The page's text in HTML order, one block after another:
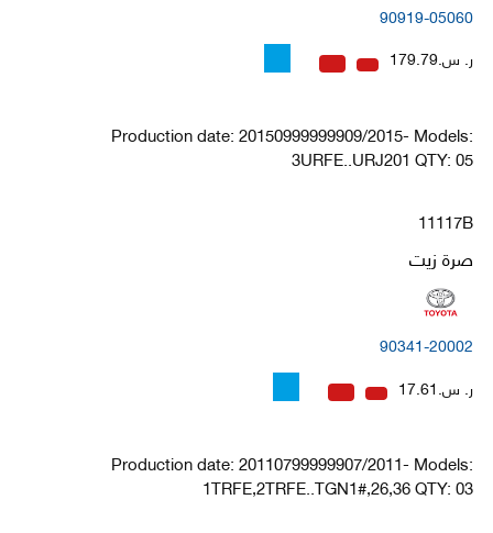
90919-05060
ر. س.179.79
Production date: 20150999999909/2015- Models:
3URFE..URJ201 QTY: 05
11117B
صرة زيت
90341-20002
ر. س.17.61
Production date: 20110799999907/2011- Models:
1TRFE,2TRFE..TGN1#,26,36 QTY: 03